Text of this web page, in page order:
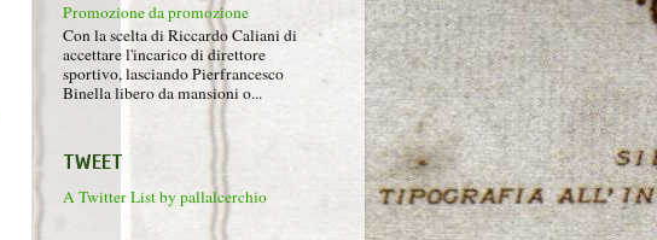
Promozione da promozione
Con la scelta di Riccardo Caliani di
accettare l'incarico di direttore
sportivo, lasciando Pierfrancesco
Binella libero da mansioni o...
TWEET
A Twitter List by pallalcerchio